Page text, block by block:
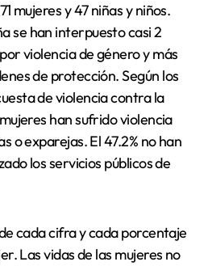
mujeres y 47 niñas y niños.
se han interpuesto casi 2
violencia de género y más
de protección. Según los
de violencia contra la
han sufrido violencia
o exparejas. El 47.2% no han
los servicios públicos de
cada cifra y cada porcentaje
Las vidas de las mujeres no